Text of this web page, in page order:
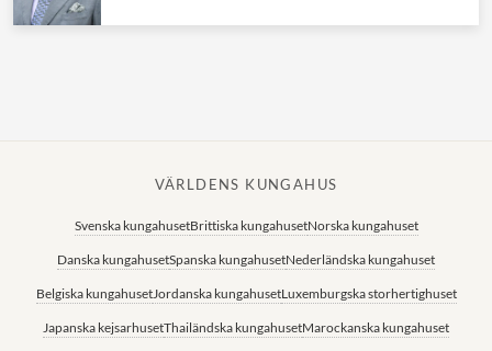
Japanska kejsarhuset
VÄRLDENS KUNGAHUS
Svenska kungahusetBrittiska kungahusetNorska kungahuset
Danska kungahusetSpanska kungahusetNederländska kungahuset
Belgiska kungahusetJordanska kungahusetLuxemburgska storhertighuset
Japanska kejsarhusetThailändska kungahusetMarockanska kungahuset